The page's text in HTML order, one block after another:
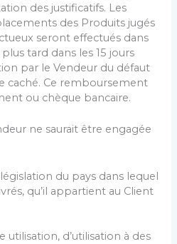
des justificatifs. Les
des Produits jugés
seront effectués dans
tard dans les 15 jours
par le Vendeur du défaut
caché. Ce remboursement
ou chèque bancaire.
ne saurait être engagée
du pays dans lequel
qu’il appartient au Client
utilisation, d’utilisation à des